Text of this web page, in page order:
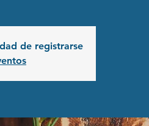
de registrarse